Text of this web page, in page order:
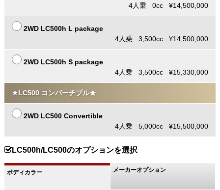
4人乗 0cc ¥14,500,000
2WD LC500h L package
4人乗 3,500cc ¥14,500,000
2WD LC500h S package
4人乗 3,500cc ¥15,330,000
★LC500 コンバーチブル★
2WD LC500 Convertible
4人乗 5,000cc ¥15,500,000
LC500h/LC500のオプションを選択
ボディカラー メーカーオプション